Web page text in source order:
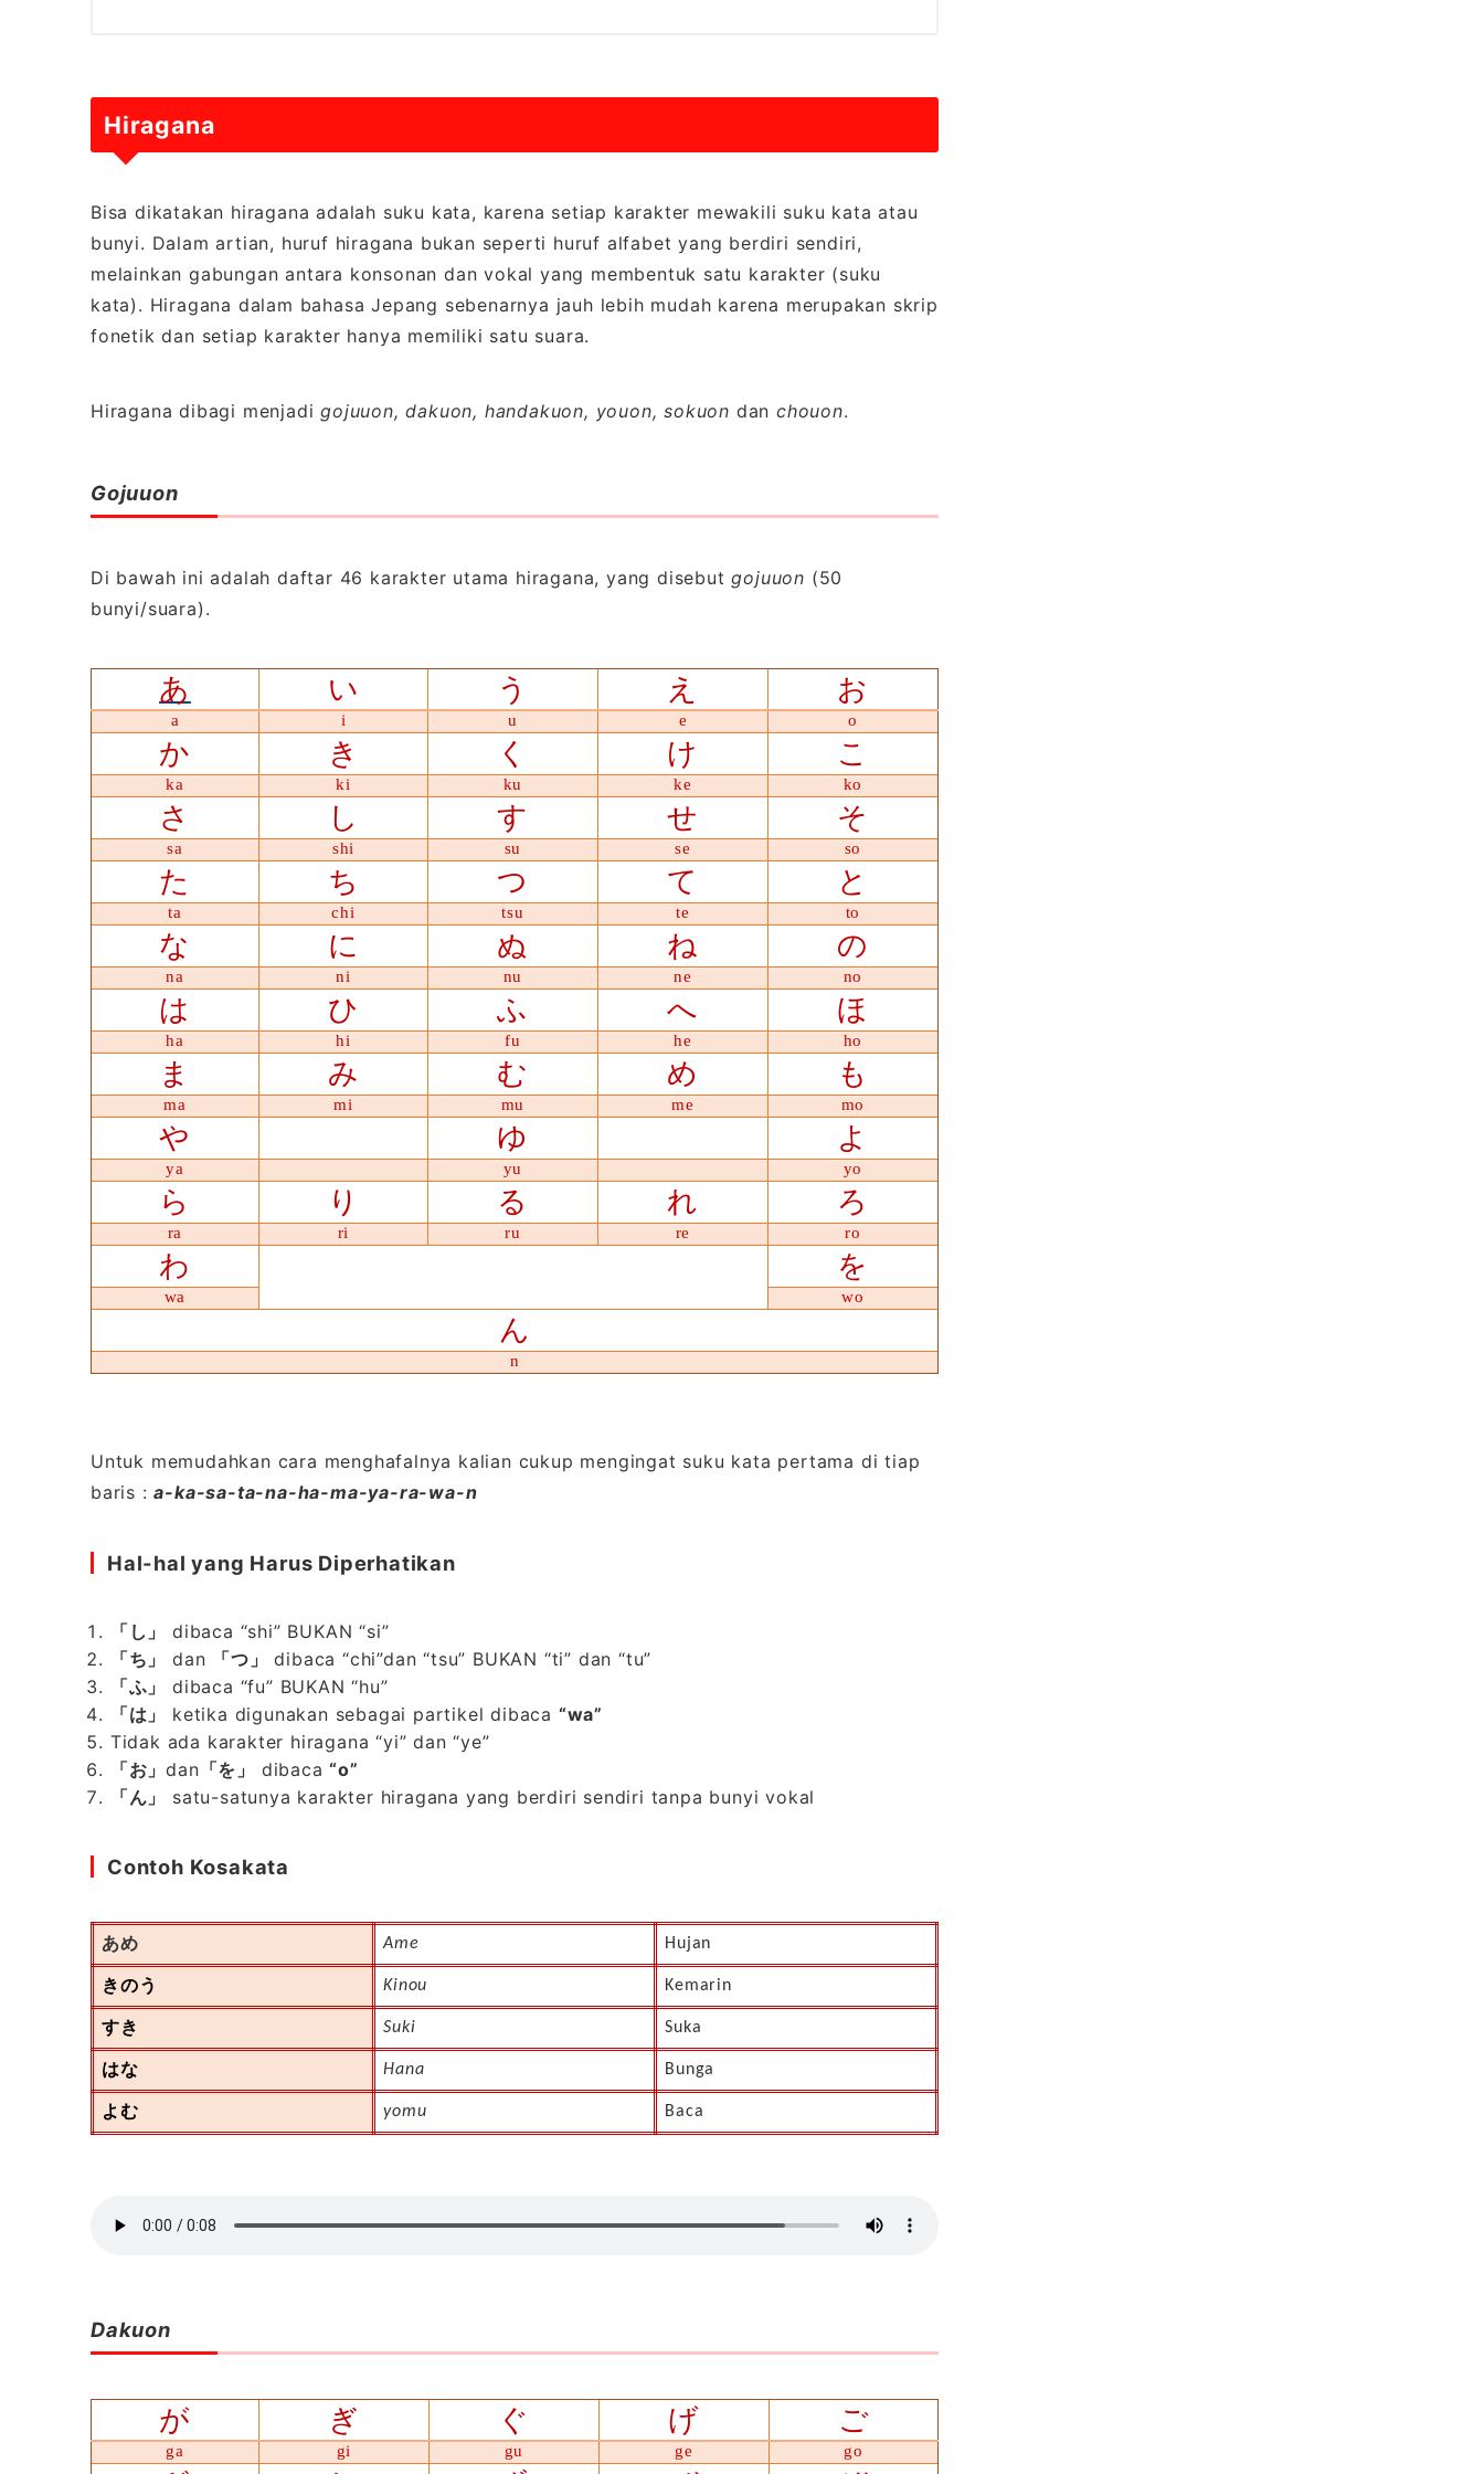
Hiragana
Bisa dikatakan hiragana adalah suku kata, karena setiap karakter mewakili suku kata atau
bunyi. Dalam artian, huruf hiragana bukan seperti huruf alfabet yang berdiri sendiri,
melainkan gabungan antara konsonan dan vokal yang membentuk satu karakter (suku
kata). Hiragana dalam bahasa Jepang sebenarnya jauh lebih mudah karena merupakan skrip
fonetik dan setiap karakter hanya memiliki satu suara.
Hiragana dibagi menjadigojuuon, dakuon, handakuon, youon, sokuon danchouon.
Gojuuon
Di bawah ini adalah daftar 46 karakter utama hiragana, yang disebutgojuuon (50
bunyi/suara).
あ い う え お
a i u e o
か き く け こ
ka ki ku ke ko
さ し す せ そ
sa shi su se so
た ち つ て と
ta chi tsu te to
な に ぬ ね の
na ni nu ne no
は ひ ふ へ ほ
ha hi fu he ho
ま み む め も
ma mi mu me mo
や ゆ よ
ya yu yo
ら り る れ ろ
ra ri ru re ro
わ を
wa wo
ん
n
Untuk memudahkan cara menghafalnya kalian cukup mengingat suku kata pertama di tiap
baris :a-ka-sa-ta-na-ha-ma-ya-ra-wa-n
Hal-hal yang Harus Diperhatikan
「し」
dibaca “shi” BUKAN “si”
「ち」
dan 「つ」
dibaca “chi”dan “tsu” BUKAN “ti” dan “tu”
「ふ」
dibaca “fu” BUKAN “hu”
「は」
ketika digunakan sebagai partikel dibaca “wa”
Tidak ada karakter hiragana “yi” dan “ye”
「お」dan 「を」 dibaca“o”
「ん」
satu-satunya karakter hiragana yang berdiri sendiri tanpa bunyi vokal
Contoh Kosakata
あめ Ame Hujan
きのう Kinou Kemarin
すき Suki Suka
はな Hana Bunga
よむ yomu Baca
Dakuon
が ぎ ぐ げ ご
ga gi gu ge go